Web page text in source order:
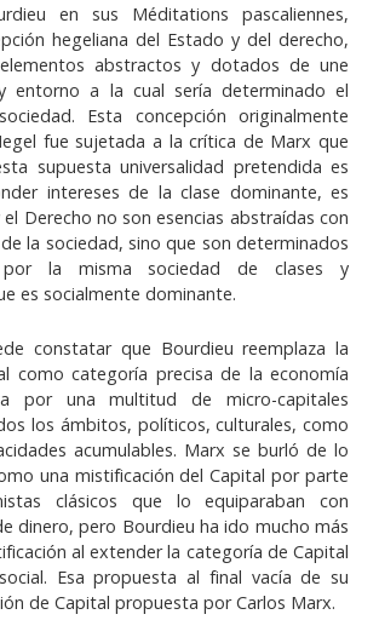
en sus Méditations pascaliennes,
hegeliana del Estado y del derecho,
abstractos y dotados de une
entorno a la cual sería determinado el
Esta concepción originalmente
fue sujetada a la crítica de Marx que
supuesta universalidad pretendida es
intereses de la clase dominante, es
Derecho no son esencias abstraídas con
la sociedad, sino que son determinados
por la misma sociedad de clases y
es socialmente dominante.
constatar que Bourdieu reemplaza la
como categoría precisa de la economía
por una multitud de micro-capitales
los ámbitos, políticos, culturales, como
acumulables. Marx se burló de lo
una mistificación del Capital por parte
clásicos que lo equiparaban con
dinero, pero Bourdieu ha ido mucho más
al extender la categoría de Capital
Esa propuesta al final vacía de su
de Capital propuesta por Carlos Marx.